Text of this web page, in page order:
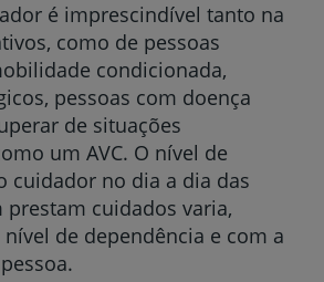
é imprescindível tanto na
como de pessoas
condicionada,
pessoas com doença
de situações
um AVC. O nível de
cuidador no dia a dia das
prestam cuidados varia,
de dependência e com a